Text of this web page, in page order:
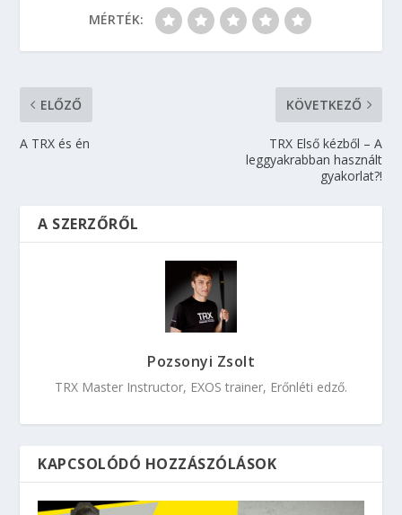
MÉRTÉK:
ELŐZŐ
A TRX és én
KÖVETKEZŐ
TRX Első kézből – A
leggyakrabban használt
gyakorlat?!
A SZERZŐRŐL
Pozsonyi Zsolt
TRX Master Instructor, EXOS trainer, Erőnléti edző.
KAPCSOLÓDÓ HOZZÁSZÓLÁSOK